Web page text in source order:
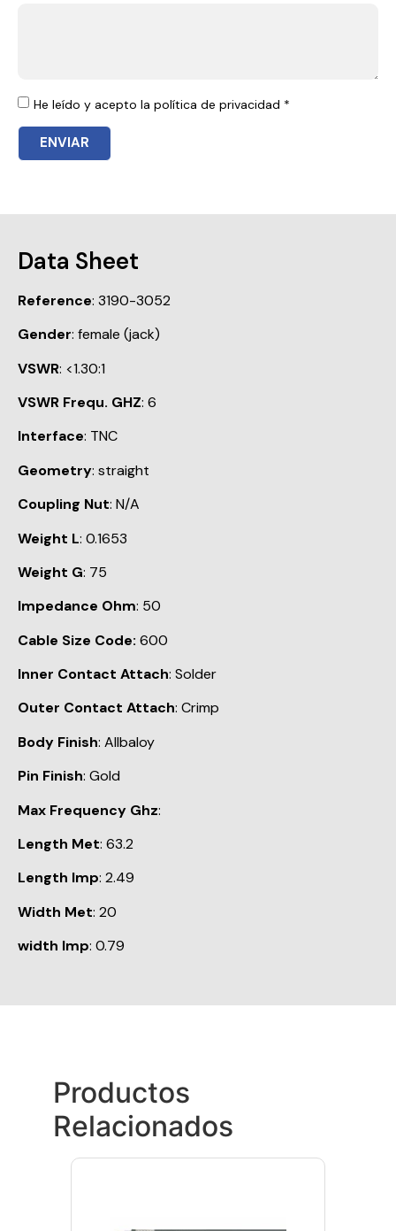
He leído y acepto la política de privacidad *
ENVIAR
Data Sheet
Reference: 3190-3052
Gender: female (jack)
VSWR: <1.30:1
VSWR Frequ. GHZ: 6
Interface: TNC
Geometry: straight
Coupling Nut: N/A
Weight L: 0.1653
Weight G: 75
Impedance Ohm: 50
Cable Size Code: 600
Inner Contact Attach: Solder
Outer Contact Attach: Crimp
Body Finish: Allbaloy
Pin Finish: Gold
Max Frequency Ghz:
Length Met: 63.2
Length Imp: 2.49
Width Met: 20
width Imp: 0.79
Productos
Relacionados